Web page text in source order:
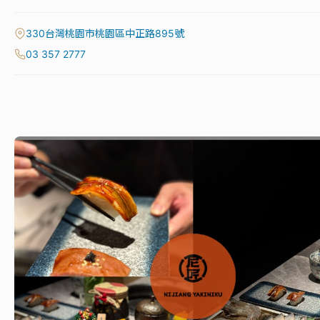
330台灣桃園市桃園區中正路895號
03 357 2777